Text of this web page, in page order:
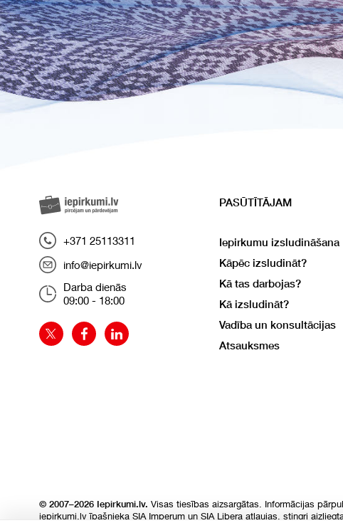
+371 25113311
info@iepirkumi.lv
Darba dienās
09:00 - 18:00
PASŪTĪTĀJAM
Iepirkumu izsludināšana
Kāpēc izsludināt?
Kā tas darbojas?
Kā izsludināt?
Vadība un konsultācijas
Atsauksmes
© 2007–2026 Iepirkumi.lv. Visas tiesības aizsargātas. Informācijas
iepirkumi.lv īpašnieka SIA Imperum un SIA Libera atļaujas, stingri